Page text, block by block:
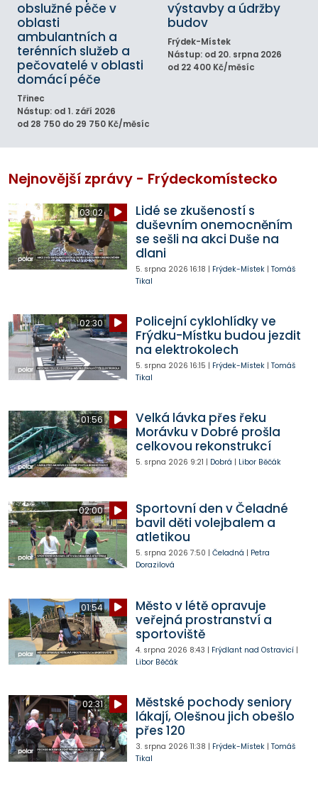
obslužné péče v
oblasti
ambulantních a
terénních služeb a
pečovatelé v oblasti
domácí péče
Třinec
Nástup: od 1. září 2026
od 28 750 do 29 750 Kč/měsíc
výstavby a údržby
budov
Frýdek-Místek
Nástup: od 20. srpna 2026
od 22 400 Kč/měsíc
Nejnovější zprávy - Frýdeckomístecko
03:02
Lidé se zkušeností s
duševním onemocněním
se sešli na akci Duše na
dlani
5. srpna 2026 16:18 | Frýdek-Místek| Tomáš
Tikal
02:30
Policejní cyklohlídky ve
Frýdku-Místku budou jezdit
na elektrokolech
5. srpna 2026 16:15 | Frýdek-Místek| Tomáš
Tikal
01:56
Velká lávka přes řeku
Morávku v Dobré prošla
celkovou rekonstrukcí
5. srpna 2026 9:21 | Dobrá | Libor Běčák
02:00
Sportovní den v Čeladné
bavil děti volejbalem a
atletikou
5. srpna 2026 7:50 | Čeladná | Petra
Dorazilová
01:54
Město v létě opravuje
veřejná prostranství a
sportoviště
4. srpna 2026 8:43 | Frýdlant nad Ostravicí|
Libor Běčák
02:31
Městské pochody seniory
lákají, Olešnou jich obešlo
přes 120
3. srpna 2026 11:38 | Frýdek-Místek| Tomáš
Tikal